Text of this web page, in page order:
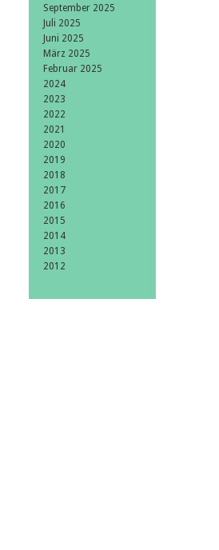
September 2025
Juli 2025
Juni 2025
März 2025
Februar 2025
2024
2023
2022
2021
2020
2019
2018
2017
2016
2015
2014
2013
2012